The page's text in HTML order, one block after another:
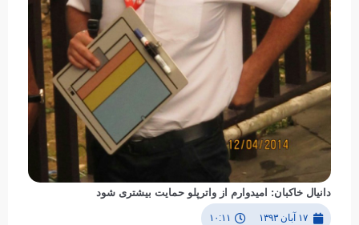
دانیال خاکبان: امیدوارم از واترپلو حمایت بیشتری شود
۱۷ آبان ۱۳۹۳ ۱۰:۱۱